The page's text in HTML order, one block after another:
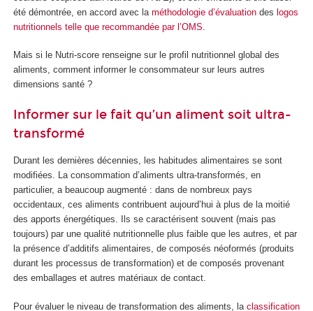
été démontrée, en accord avec la méthodologie d’évaluation des logos
nutritionnels telle que recommandée par l’OMS
Mais si le Nutri-score renseigne sur le profil nutritionnel global des
aliments, comment informer le consommateur sur leurs autres
dimensions santé ?
Informer sur le fait qu’un aliment soit ultra-
transformé
Durant les dernières décennies, les habitudes alimentaires se sont
modifiées. La consommation d’aliments ultra-transformés, en
particulier, a beaucoup augmenté : dans de nombreux pays
occidentaux, ces aliments contribuent aujourd’hui à plus de la moitié
des apports énergétiques. Ils se caractérisent souvent (mais pas
toujours) par une qualité nutritionnelle plus faible que les autres, et par
la présence d’additifs alimentaires, de composés néoformés (produits
durant les processus de transformation) et de composés provenant
des emballages et autres matériaux de contact.
Pour évaluer le niveau de transformation des aliments, la classification